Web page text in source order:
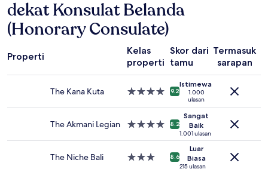
pencarian
1
malam
tamu
Ketentuan
dekat Konsulat Belanda
(Honorary Consulate)
Properti
Kelas
properti
Skor dari
tamu
Termasuk
sarapan
The Kana Kuta
Properti
9.2
Istimewa
1.000
ulasan
The Akmani Legian
Properti
8.2
Sangat
Baik
1.001 ulasan
The Niche Bali
Properti
8.6
Luar
Biasa
215 ulasan